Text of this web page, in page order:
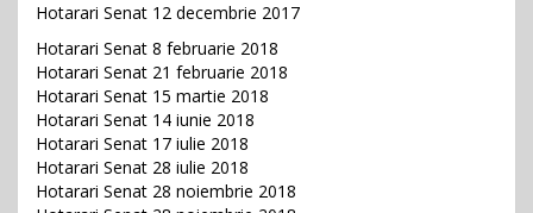
Hotarari Senat 12 decembrie 2017
Hotarari Senat 8 februarie 2018
Hotarari Senat 21 februarie 2018
Hotarari Senat 15 martie 2018
Hotarari Senat 14 iunie 2018
Hotarari Senat 17 iulie 2018
Hotarari Senat 28 iulie 2018
Hotarari Senat 28 noiembrie 2018